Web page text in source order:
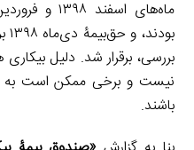
بررسی، برقرار شد. دلیل بیکاری
نیست و برخی ممکن است به
باشند.